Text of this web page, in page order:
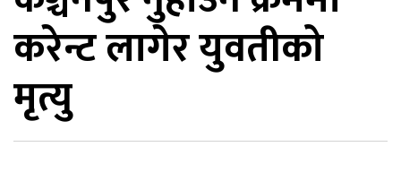
करेन्ट लागेर युवतीको
मृत्यु